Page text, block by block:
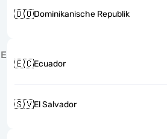
🇩🇴Dominikanische Republik
E
🇪🇨Ecuador
🇸🇻El Salvador